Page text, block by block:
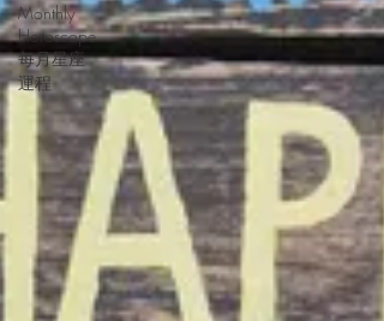
Monthly
Horoscope
每月星座
運程